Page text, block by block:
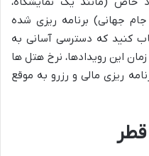
جهانی) برنامه ریزی شده
کنید که دسترسی آسانی به
این رویدادها، نرخ هتل ها
ریزی مالی و رزرو به موقع